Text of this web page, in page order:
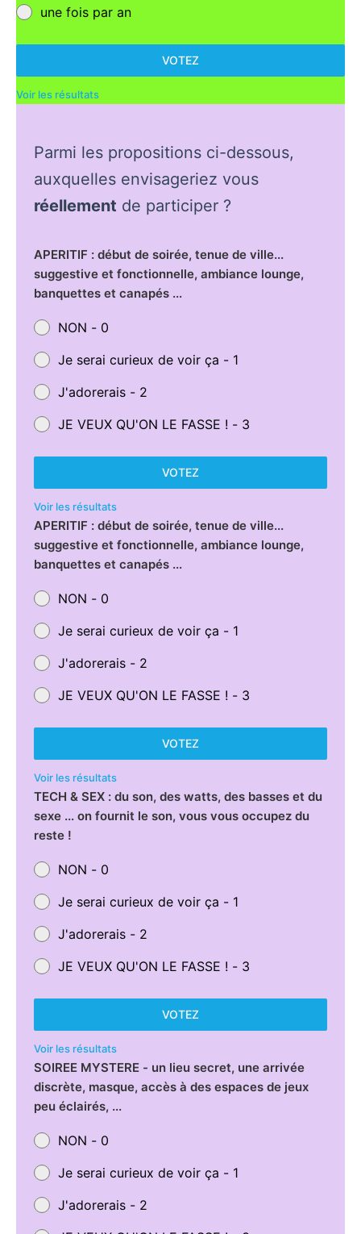
une fois par an
VOTEZ
Voir les résultats
Parmi les propositions ci-dessous,
auxquelles envisageriez vous
réellement de participer ?
APERITIF : début de soirée, tenue de ville...
suggestive et fonctionnelle, ambiance lounge,
banquettes et canapés ...
NON - 0
Je serai curieux de voir ça - 1
J'adorerais - 2
JE VEUX QU'ON LE FASSE ! - 3
VOTEZ
Voir les résultats
APERITIF : début de soirée, tenue de ville...
suggestive et fonctionnelle, ambiance lounge,
banquettes et canapés ...
NON - 0
Je serai curieux de voir ça - 1
J'adorerais - 2
JE VEUX QU'ON LE FASSE ! - 3
VOTEZ
Voir les résultats
TECH & SEX : du son, des watts, des basses et du
sexe ... on fournit le son, vous vous occupez du
reste !
NON - 0
Je serai curieux de voir ça - 1
J'adorerais - 2
JE VEUX QU'ON LE FASSE ! - 3
VOTEZ
Voir les résultats
SOIREE MYSTERE - un lieu secret, une arrivée
discrète, masque, accès à des espaces de jeux
peu éclairés, ...
NON - 0
Je serai curieux de voir ça - 1
J'adorerais - 2